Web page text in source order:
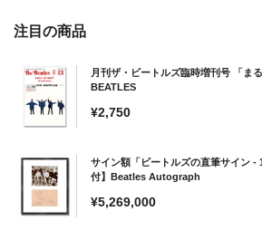
注目の商品
月刊ザ・ビートルズ臨時増刊号 「ま
BEATLES
通
格
¥2,750
サイン額「ビートルズの直筆サイン -
付】Beatles Autograph
通
¥5,269,000